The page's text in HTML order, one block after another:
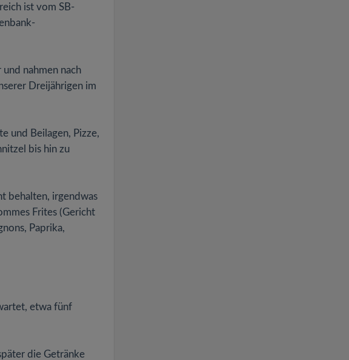
ist vom SB-
nahmen nach
Dreijährigen im
und Beilagen, Pizze,
bis hin zu
behalten, irgendwas
Frites (Gericht
Paprika,
etwa fünf
die Getränke